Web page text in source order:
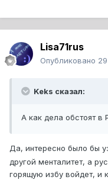
Lisa71rus
Опубликовано
Keks сказал:
А как дела обстоят в
Да, интересно было бы
другой менталитет, а
горящую избу войдет, и